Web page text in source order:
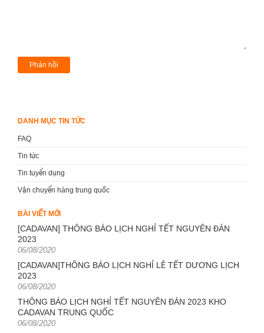
DANH MỤC TIN TỨC
FAQ
Tin tức
Tin tuyển dụng
Vận chuyển hàng trung quốc
BÀI VIẾT MỚI
[CADAVAN] THÔNG BÁO LỊCH NGHỈ TẾT NGUYÊN ĐÁN
2023
Posted
06/08/2020
[CADAVAN]THÔNG BÁO LỊCH NGHỈ LỄ TẾT DƯƠNG LỊCH
2023
Posted
06/08/2020
THÔNG BÁO LỊCH NGHỈ TẾT NGUYÊN ĐÁN 2023 KHO
CADAVAN TRUNG QUỐC
Posted
06/08/2020